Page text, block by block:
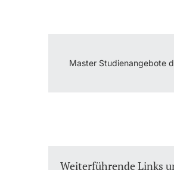
Master Studienangebote
Weiterführende Links